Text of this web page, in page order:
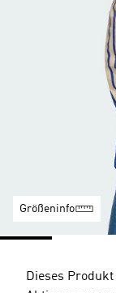
Größeninfo
Dieses